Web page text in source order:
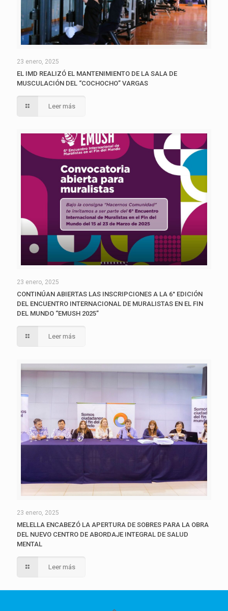
23 enero, 2025
EL IMD REALIZÓ EL MANTENIMIENTO DE LA SALA DE
MUSCULACIÓN DEL “COCHOCHO” VARGAS
Leer más
23 enero, 2025
CONTINÚAN ABIERTAS LAS INSCRIPCIONES A LA 6° EDICIÓN
DEL ENCUENTRO INTERNACIONAL DE MURALISTAS EN EL FIN
DEL MUNDO “EMUSH 2025”
Leer más
23 enero, 2025
MELELLA ENCABEZÓ LA APERTURA DE SOBRES PARA LA OBRA
DEL NUEVO CENTRO DE ABORDAJE INTEGRAL DE SALUD
MENTAL
Leer más